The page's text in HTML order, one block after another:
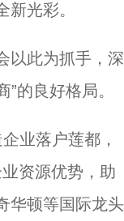
光彩。
此为抓手，深
的良好格局。
业落户莲都，
资源优势，助
华顿等国际龙头